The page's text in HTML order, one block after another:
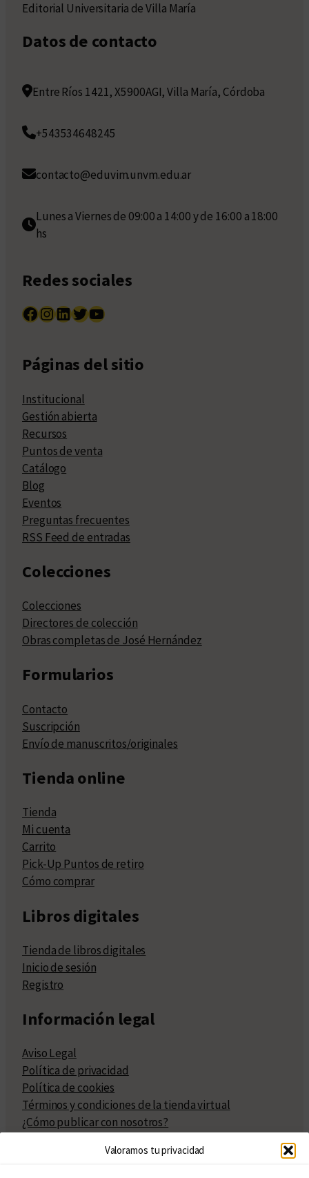
Valoramos tu privacidad
Editorial Universitaria de Villa María
Datos de contacto
Entre Ríos 1421, X5900AGI, Villa María, Córdoba
+543534648245
contacto@eduvim.unvm.edu.ar
Lunes a Viernes de 09:00 a 14:00 y de 16:00 a 18:00
hs
Redes sociales
Facebook InstagramLinkedIn Twitter YouTube
Páginas del sitio
Institucional
Gestión abierta
Recursos
Puntos de venta
Catálogo
Blog
Eventos
Preguntas frecuentes
RSS Feed de entradas
Colecciones
Colecciones
Directores de colección
Obras completas de José Hernández
Formularios
Contacto
Suscripción
Envío de manuscritos/originales
Tienda online
Tienda
Mi cuenta
Carrito
Pick-Up Puntos de retiro
Cómo comprar
Libros digitales
Tienda de libros digitales
Inicio de sesión
Registro
Información legal
Aviso Legal
Política de privacidad
Política de cookies
Términos y condiciones de la tienda virtual
¿Cómo publicar con nosotros?
Políticas de publicación